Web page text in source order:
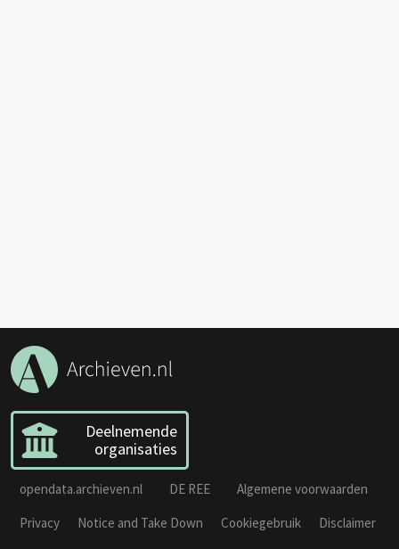
Deelnemende
organisaties
opendata.archieven.nl DE REE
Algemene voorwaarden
Privacy
Notice and Take Down Cookiegebruik
Disclaimer